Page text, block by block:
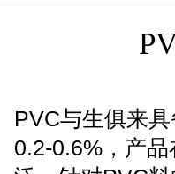
PVC与生俱来
0.2-0.6%，产